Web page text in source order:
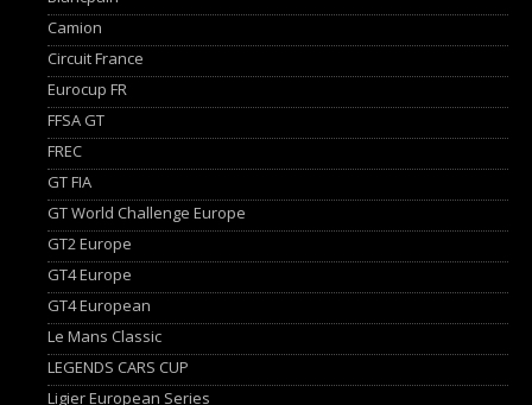
Camion
Circuit France
Eurocup FR
FFSA GT
FREC
GT FIA
GT World Challenge Europe
GT2 Europe
GT4 Europe
GT4 European
Le Mans Classic
LEGENDS CARS CUP
Ligier European Series